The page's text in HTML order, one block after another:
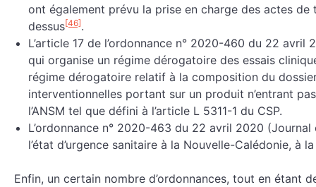
ont également prévu la prise en charge des actes de
dessus[46].
L’article 17 de l’ordonnance n° 2020-460 du 22
qui organise un régime dérogatoire des essais
régime dérogatoire relatif à la composition du
interventionnelles portant sur un produit n’entrant
l’ANSM tel que défini à l’article L 5311-1 du CSP.
L’ordonnance n° 2020-463 du 22 avril 2020
l’état d’urgence sanitaire à la Nouvelle-Calédonie, à
Enfin, un certain nombre d’ordonnances, tout en étant